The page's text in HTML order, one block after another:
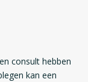
consult hebben
kan een